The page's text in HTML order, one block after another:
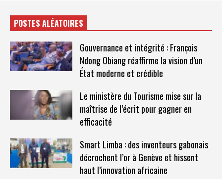
POSTES ALÉATOIRES
Gouvernance et intégrité : François
Ndong Obiang réaffirme la vision d’un
État moderne et crédible
Le ministère du Tourisme mise sur la
maîtrise de l’écrit pour gagner en
efficacité
Smart Limba : des inventeurs gabonais
décrochent l’or à Genève et hissent
haut l’innovation africaine